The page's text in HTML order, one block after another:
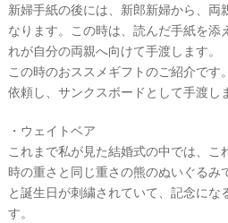
新婦手紙の後には、新郎新婦から、両
なります。この時は、読んだ手紙を添
れが自分の両親へ向けて手渡します。
この時のおススメギフトのご紹介です
依頼し、サンクスボードとして手渡し
・ウェイトベア
これまで私が見た結婚式の中では、こ
時の重さと同じ重さの熊のぬいぐるみ
と誕生日が刺繍されていて、記念にな
す。